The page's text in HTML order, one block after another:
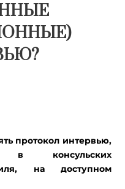
протокол интервью,
в консульских
на доступном